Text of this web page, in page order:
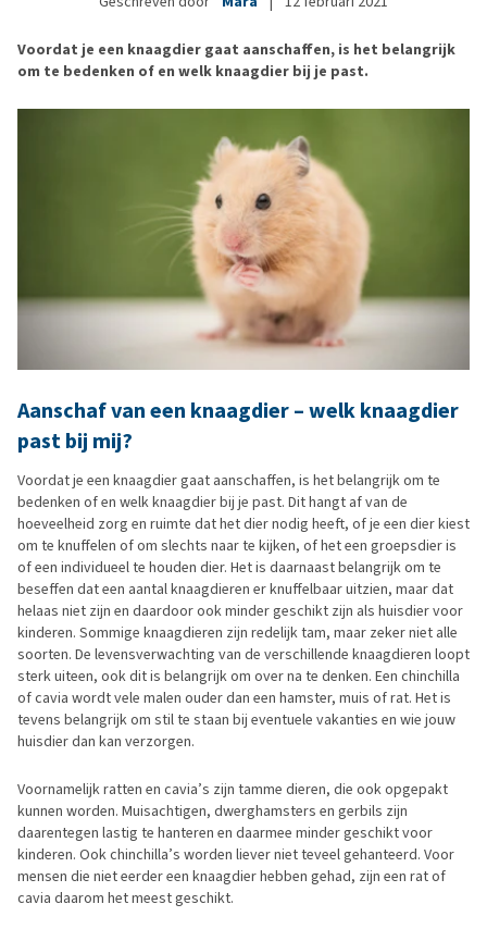
Voordat je een knaagdier gaat aanschaffen, is het belangrijk
om te bedenken of en welk knaagdier bij je past.
Aanschaf van een knaagdier – welk knaagdier
past bij mij?
Voordat je een knaagdier gaat aanschaffen, is het belangrijk om te
bedenken of en welk knaagdier bij je past. Dit hangt af van de
hoeveelheid zorg en ruimte dat het dier nodig heeft, of je een dier kiest
om te knuffelen of om slechts naar te kijken, of het een groepsdier is
of een individueel te houden dier. Het is daarnaast belangrijk om te
beseffen dat een aantal knaagdieren er knuffelbaar uitzien, maar dat
helaas niet zijn en daardoor ook minder geschikt zijn als huisdier voor
kinderen. Sommige knaagdieren zijn redelijk tam, maar zeker niet alle
soorten. De levensverwachting van de verschillende knaagdieren loopt
sterk uiteen, ook dit is belangrijk om over na te denken. Een chinchilla
of cavia wordt vele malen ouder dan een hamster, muis of rat. Het is
tevens belangrijk om stil te staan bij eventuele vakanties en wie jouw
huisdier dan kan verzorgen.
Voornamelijk ratten en cavia’s zijn tamme dieren, die ook opgepakt
kunnen worden. Muisachtigen, dwerghamsters en gerbils zijn
daarentegen lastig te hanteren en daarmee minder geschikt voor
kinderen. Ook chinchilla’s worden liever niet teveel gehanteerd. Voor
mensen die niet eerder een knaagdier hebben gehad, zijn een rat of
cavia daarom het meest geschikt.